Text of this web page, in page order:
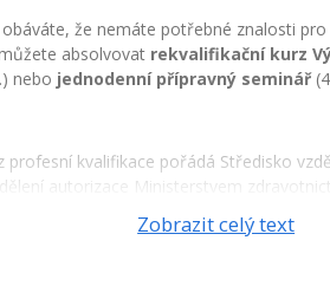
že nemáte potřebné znalosti
absolvovat rekvalifikační kurz
nebo jednodenní přípravný seminář(4
profesní kvalifikace pořádá Středisko
autorizace Ministerstvem
autorizovanou osobou. Složením
Zobrazit celý text